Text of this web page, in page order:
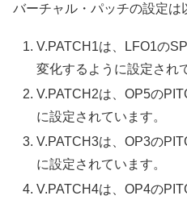
バーチャル・パッチの設定は
V.PATCH1は、LFO1の
変化するように設定され
V.PATCH2は、OP5の
に設定されています。
V.PATCH3は、OP3の
に設定されています。
V.PATCH4は、OP4の